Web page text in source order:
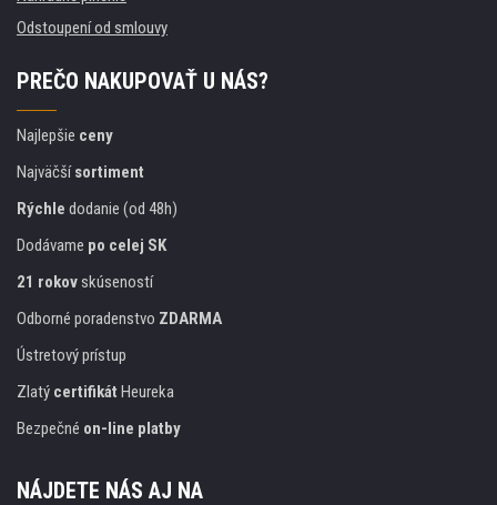
Odstoupení od smlouvy
PREČO NAKUPOVAŤ U NÁS?
Najlepšie ceny
Najväčšísortiment
Rýchle dodanie (od 48h)
Dodávame po celej SK
21 rokovskúseností
Odborné poradenstvo ZDARMA
Ústretový prístup
Zlatý certifikát Heureka
Bezpečné on-line platby
NÁJDETE NÁS AJ NA